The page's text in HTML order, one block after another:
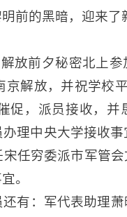
前的黑暗，迎来了
放前夕秘密北上
解放，并祝学校
，派员接收，并
理中央大学接收
任穷委派市军管
。
有：军代表助理